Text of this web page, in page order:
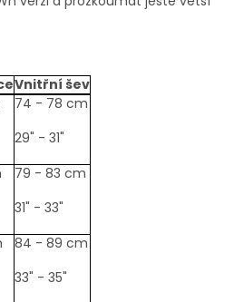
Vnitřní šev
74 - 78 cm
29" - 31"
79 - 83 cm
31" - 33"
84 - 89 cm
33" - 35"